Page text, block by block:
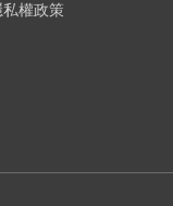
私權政策